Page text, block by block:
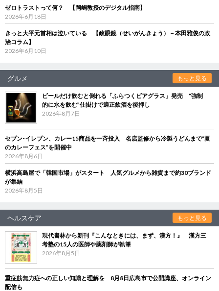
ゼロトラストって何？ 【岡嶋教授のデジタル指南】
2026年6月18日
きっと大平元首相は泣いている 【政眼鏡（せいがんきょう）－本田雅俊の政
治コラム】
2026年6月10日
グルメ もっと見る
ビールだけ飲むと倒れる「ふらつくビアグラス」発売 “強制
的に水を飲む”仕掛けで適正飲酒を後押し
2026年8月7日
セブン‐イレブン、カレー15商品を一斉投入 名店監修から冷製うどんまで“夏
のカレーフェス”を開催中
2026年8月6日
横浜高島屋で「韓国市場」がスタート 人気グルメから雑貨まで約30ブランド
が集結
2026年8月5日
ヘルスケア もっと見る
現代書林から新刊『こんなときには、まず、漢方！』 漢方三
考塾の15人の医師や薬剤師が執筆
2026年8月5日
重症筋無力症への正しい知識と理解を 8月8日広島市で公開講座、オンライン
配信も